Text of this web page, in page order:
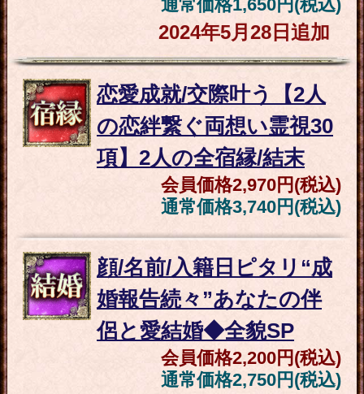
頼れば人生激変“5年/10年
後を霊視”あなたの全転
機＆人生＋愛/職/財
通常価格2,860円(税込)
赤面注意※H相性/フェチ/
口説き方【あの人全部を
スッ裸】愛欲霊視SP
会員価格1,980円(税込)
通常価格2,530円(税込)